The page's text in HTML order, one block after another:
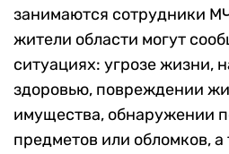
занимаются сотрудники
жители области могут
ситуациях: угрозе жизни,
здоровью, повреждении
имущества, обнаружении
предметов или обломков, а